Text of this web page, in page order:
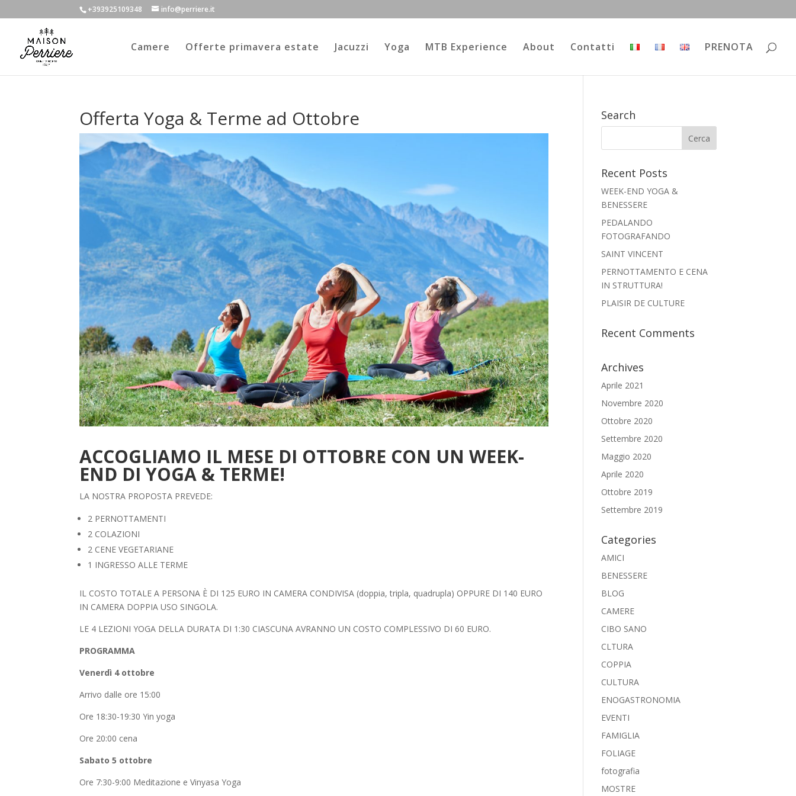
+393925109348 info@perriere.it
Camere Offerte primavera estate Jacuzzi Yoga MTB Experience About Contatti PRENOTA
Offerta Yoga & Terme ad Ottobre
ACCOGLIAMO IL MESE DI OTTOBRE CON UN WEEK-
END DI YOGA & TERME!
LA NOSTRA PROPOSTA PREVEDE:
2 PERNOTTAMENTI
2 COLAZIONI
2 CENE VEGETARIANE
1 INGRESSO ALLE TERME
IL COSTO TOTALE A PERSONA È DI 125 EURO IN CAMERA CONDIVISA (doppia, tripla, quadrupla) OPPURE DI 140 EURO
IN CAMERA DOPPIA USO SINGOLA.
LE 4 LEZIONI YOGA DELLA DURATA DI 1:30 CIASCUNA AVRANNO UN COSTO COMPLESSIVO DI 60 EURO.
PROGRAMMA
Venerdì 4 ottobre
Arrivo dalle ore 15:00
Ore 18:30-19:30 Yin yoga
Ore 20:00 cena
Sabato 5 ottobre
Ore 7:30-9:00 Meditazione e Vinyasa Yoga
Search
Recent Posts
WEEK-END YOGA &
BENESSERE
PEDALANDO
FOTOGRAFANDO
SAINT VINCENT
PERNOTTAMENTO E CENA
IN STRUTTURA!
PLAISIR DE CULTURE
Recent Comments
Archives
Aprile 2021
Novembre 2020
Ottobre 2020
Settembre 2020
Maggio 2020
Aprile 2020
Ottobre 2019
Settembre 2019
Categories
AMICI
BENESSERE
BLOG
CAMERE
CIBO SANO
CLTURA
COPPIA
CULTURA
ENOGASTRONOMIA
EVENTI
FAMIGLIA
FOLIAGE
fotografia
MOSTRE